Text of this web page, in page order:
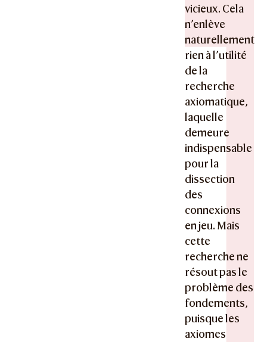
vicieux. Cela
n’enlève
naturellement
rien à l’utilité
de la
recherche
axiomatique,
laquelle
demeure
indispensable
pour la
dissection
des
connexions
en jeu. Mais
cette
recherche ne
résout pas le
problème des
fondements,
puisque les
axiomes